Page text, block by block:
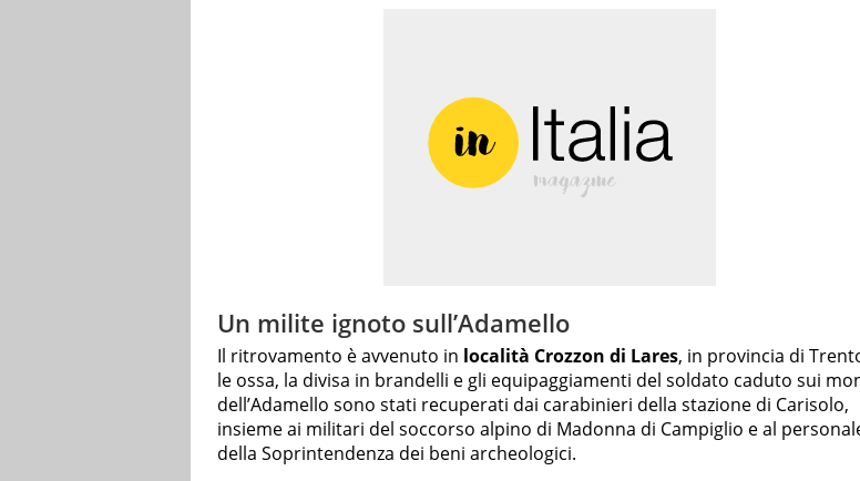
Un milite ignoto sull’Adamello
Il ritrovamento è avvenuto in località Crozzon di Lares, in provincia di
le ossa, la divisa in brandelli e gli equipaggiamenti del soldato caduto sui
dell’Adamello sono stati recuperati dai carabinieri della stazione di Carisolo,
insieme ai militari del soccorso alpino di Madonna di Campiglio e al
della Soprintendenza dei beni archeologici.